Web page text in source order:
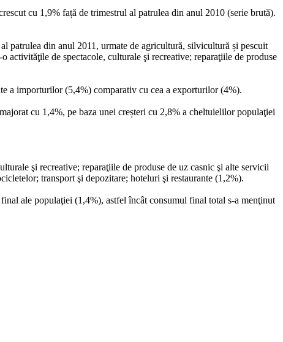
cu 1,9% față de trimestrul al patrulea din anul 2010 (serie brută).
patrulea din anul 2011, urmate de agricultură, silvicultură și pescuit
activităţile de spectacole, culturale şi recreative; reparaţiile de produse
a importurilor (5,4%) comparativ cu cea a exporturilor (4%).
cu 1,4%, pe baza unei creșteri cu 2,8% a cheltuielilor populaţiei
şi recreative; reparaţiile de produse de uz casnic şi alte servicii
transport şi depozitare; hoteluri şi restaurante (1,2%).
ale populaţiei (1,4%), astfel încât consumul final total s-a menţinut